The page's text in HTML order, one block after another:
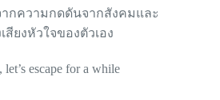
กความกดดันจากสังคมและ
ยงหัวใจของตัวเอง
escape for a while